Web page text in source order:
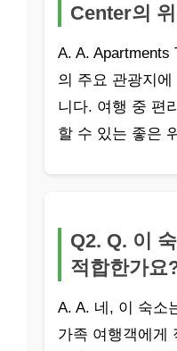
Center의
A. A. Apartments
의 주요 관광지
니다. 여행 중 편
할 수 있는 좋은
Q2. Q. 이
적합한가요
A. A. 네, 이 숙소
가족 여행객에게